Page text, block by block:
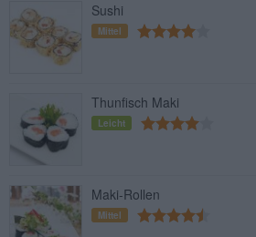
Sushi
Mittel
Thunfisch Maki
Leicht
Maki-Rollen
Mittel